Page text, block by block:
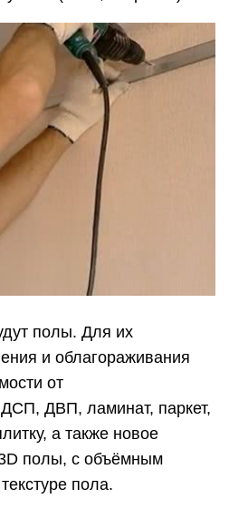
полы. Для их
и облагораживания
от
ДВП, ламинат, паркет,
а также новое
полы, с объёмным
пола.